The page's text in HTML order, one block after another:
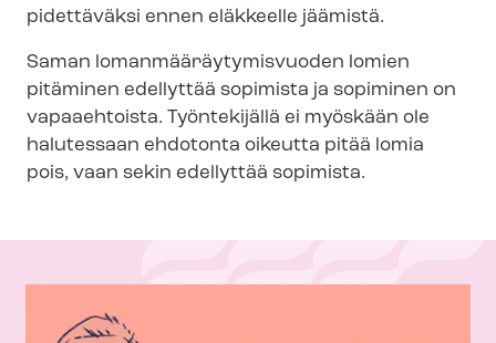
pidettäväksi ennen eläkkeelle jäämistä.
Saman lo­man­mää­räy­ty­mis­vuo­den lomien
pitäminen edellyttää sopimista ja sopiminen on
vapaaehtoista. Työntekijällä ei myöskään ole
halutessaan ehdotonta oikeutta pitää lomia
pois, vaan sekin edellyttää sopimista.